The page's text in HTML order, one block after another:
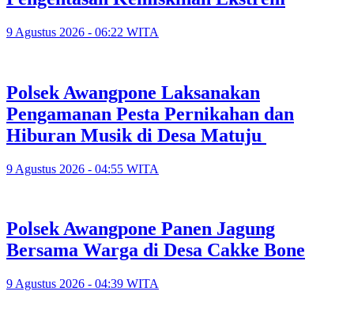
9 Agustus 2026 - 06:22 WITA
‎Polsek Awangpone Laksanakan
Pengamanan Pesta Pernikahan dan
Hiburan Musik di Desa Matuju ‎
9 Agustus 2026 - 04:55 WITA
Polsek Awangpone Panen Jagung
Bersama Warga di Desa Cakke Bone
9 Agustus 2026 - 04:39 WITA